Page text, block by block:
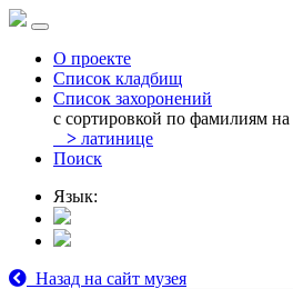
О проекте
Список кладбищ
Список захоронений
с сортировкой по фамилиям на
> латинице
Поиск
Язык:
Назад на сайт музея